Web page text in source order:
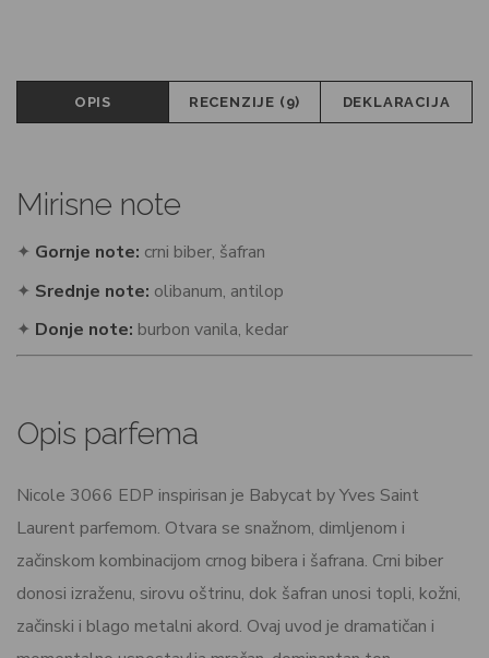
OPIS RECENZIJE (9) DEKLARACIJA
Mirisne note
✦ Gornje note: crni biber, šafran
✦ Srednje note: olibanum, antilop
✦ Donje note: burbon vanila, kedar
Opis parfema
Nicole 3066 EDP inspirisan je Babycat by Yves Saint
Laurent parfemom. Otvara se snažnom, dimljenom i
začinskom kombinacijom crnog bibera i šafrana. Crni biber
donosi izraženu, sirovu oštrinu, dok šafran unosi topli, kožni,
začinski i blago metalni akord. Ovaj uvod je dramatičan i